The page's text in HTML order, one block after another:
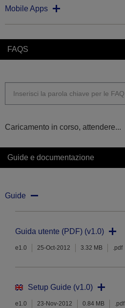
Mobile Apps
FAQS
Caricamento in corso, attendere...
Guide e documentazione
Guide
Guida utente (PDF) (v1.0)
e1.0 25-Oct-2012 3.32 MB .pdf
Setup Guide (v1.0)
e1.0 23-Nov-2012 0.84 MB .pdf